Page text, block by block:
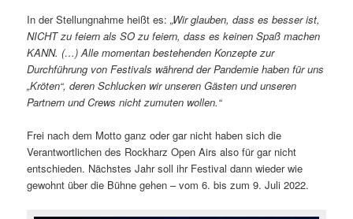
In der Stellungnahme heißt es:„Wir glauben, dass es besser ist,
NICHT zu feiern als SO zu feiern, dass es keinen Spaß machen
KANN. (…) Alle momentan bestehenden Konzepte zur
Durchführung von Festivals während der Pandemie haben für uns
„Kröten“, deren Schlucken wir unseren Gästen und unseren
Partnern und Crews nicht zumuten wollen.“
Frei nach dem Motto ganz oder gar nicht haben sich die
Verantwortlichen des Rockharz Open Airs also für gar nicht
entschieden. Nächstes Jahr soll ihr Festival dann wieder wie
gewohnt über die Bühne gehen – vom 6. bis zum 9. Juli 2022.